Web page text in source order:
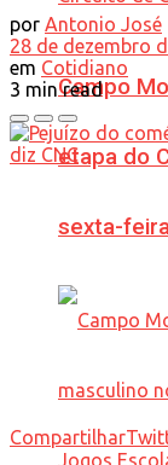
Campo
etapa do
sexta-
por Antonio José
28 de dezembro
em Cotidiano
3 min read
Compartilhar